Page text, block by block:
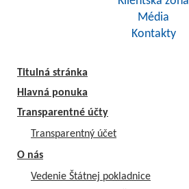
Média
Kontakty
Titulná stránka
Hlavná ponuka
Transparentné účty
Transparentný účet
O nás
Vedenie Štátnej pokladnice